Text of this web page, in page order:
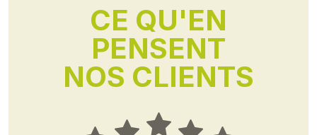
CE QU'EN
PENSENT
NOS CLIENTS